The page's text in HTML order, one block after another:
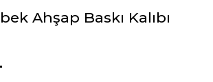
Ahşap Baskı Kalıbı